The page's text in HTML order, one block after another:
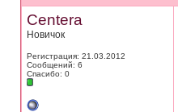
Centera
Новичок
Регистрация: 21.03.2012
Сообщений: 6
Спасибо: 0